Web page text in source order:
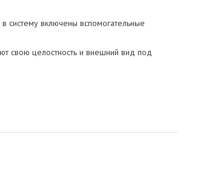
систему включены вспомогательные
свою целостность и внешний вид под